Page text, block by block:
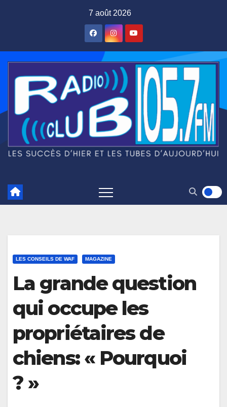
7 août 2026
LES CONSEILS DE WAF MAGAZINE
La grande question
qui occupe les
propriétaires de
chiens: « Pourquoi
? »